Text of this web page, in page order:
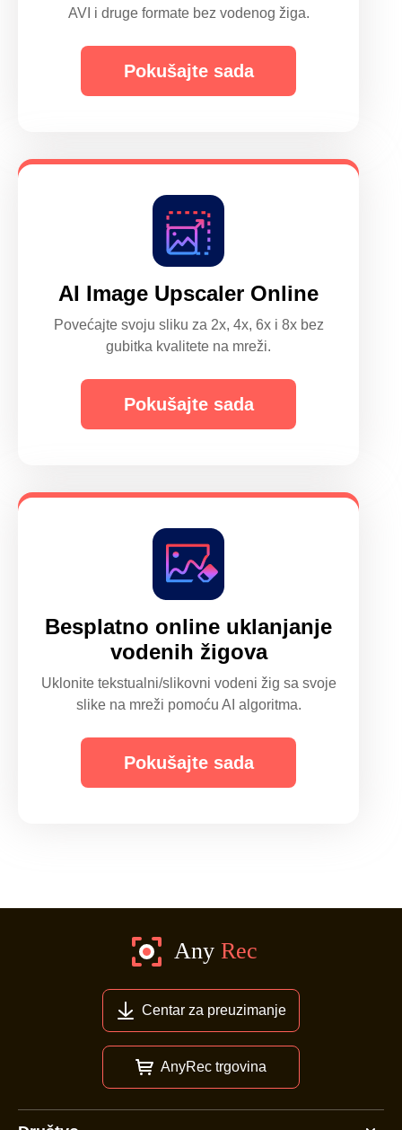
AVI i druge formate bez vodenog žiga.
Pokušajte sada
AI Image Upscaler Online
Povećajte svoju sliku za 2x, 4x, 6x i 8x bez
gubitka kvalitete na mreži.
Pokušajte sada
Besplatno online uklanjanje
vodenih žigova
Uklonite tekstualni/slikovni vodeni žig sa svoje
slike na mreži pomoću AI algoritma.
Pokušajte sada
Centar za preuzimanje
AnyRec trgovina